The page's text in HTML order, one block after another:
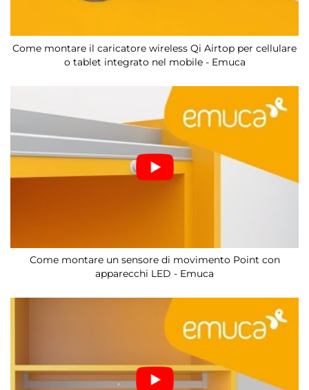
Come montare il caricatore wireless Qi Airtop per cellulare
o tablet integrato nel mobile - Emuca
Come montare un sensore di movimento Point con
apparecchi LED - Emuca